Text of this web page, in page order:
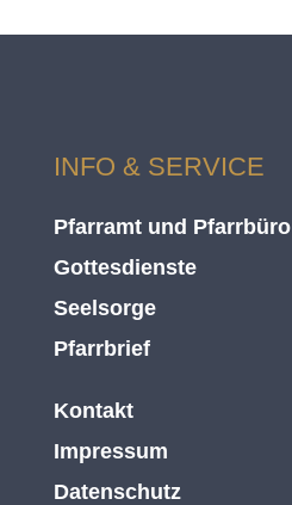
INFO & SERVICE
Pfarramt und Pfarrbüro
Gottesdienste
Seelsorge
Pfarrbrief
Kontakt
Impressum
Datenschutz